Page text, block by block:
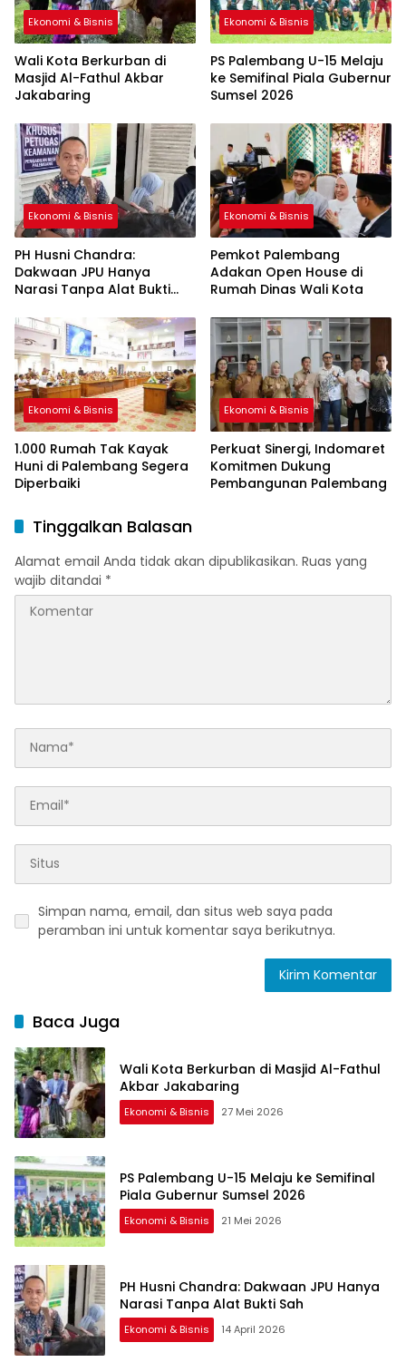
Ekonomi & Bisnis
Wali Kota Berkurban di
Masjid Al-Fathul Akbar
Jakabaring
Ekonomi & Bisnis
PS Palembang U-15 Melaju
ke Semifinal Piala Gubernur
Sumsel 2026
Ekonomi & Bisnis
PH Husni Chandra:
Dakwaan JPU Hanya
Narasi Tanpa Alat Bukti
Ekonomi & Bisnis
Pemkot Palembang
Adakan Open House di
Rumah Dinas Wali Kota
Ekonomi & Bisnis
1.000 Rumah Tak Kayak
Huni di Palembang Segera
Diperbaiki
Ekonomi & Bisnis
Perkuat Sinergi, Indomaret
Komitmen Dukung
Pembangunan Palembang
Tinggalkan Balasan
Alamat email Anda tidak akan dipublikasikan. Ruas yang
wajib ditandai *
Simpan nama, email, dan situs web saya pada
peramban ini untuk komentar saya berikutnya.
Baca Juga
Wali Kota Berkurban di Masjid Al-Fathul
Akbar Jakabaring
Ekonomi & Bisnis 27 Mei 2026
PS Palembang U-15 Melaju ke Semifinal
Piala Gubernur Sumsel 2026
Ekonomi & Bisnis 21 Mei 2026
PH Husni Chandra: Dakwaan JPU Hanya
Narasi Tanpa Alat Bukti Sah
Ekonomi & Bisnis 14 April 2026